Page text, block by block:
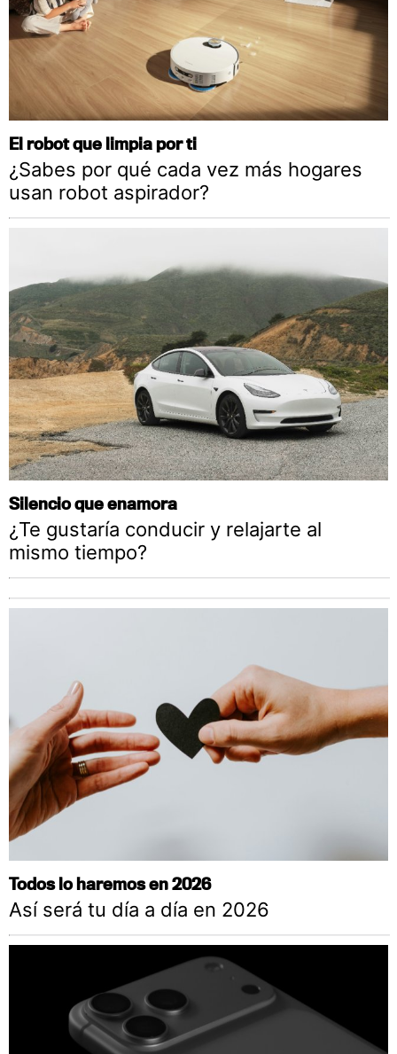
El robot que limpia por ti
¿Sabes por qué cada vez más hogares
usan robot aspirador?
Silencio que enamora
¿Te gustaría conducir y relajarte al
mismo tiempo?
Todos lo haremos en 2026
Así será tu día a día en 2026